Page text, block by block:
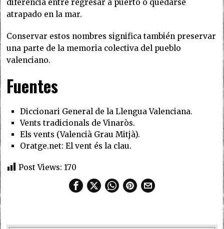
diferencia entre regresar a puerto o quedarse
atrapado en la mar.
Conservar estos nombres significa también preservar
una parte de la memoria colectiva del pueblo
valenciano.
Fuentes
Diccionari General de la Llengua Valenciana.
Vents tradicionals de Vinaròs.
Els vents (Valencià Grau Mitjà).
Oratge.net: El vent és la clau.
Post Views: 170